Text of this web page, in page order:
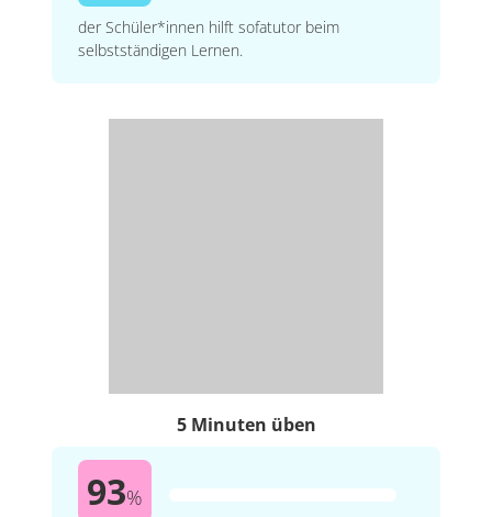
der Schüler*innen hilft sofatutor beim
selbstständigen Lernen.
5 Minuten üben
93%